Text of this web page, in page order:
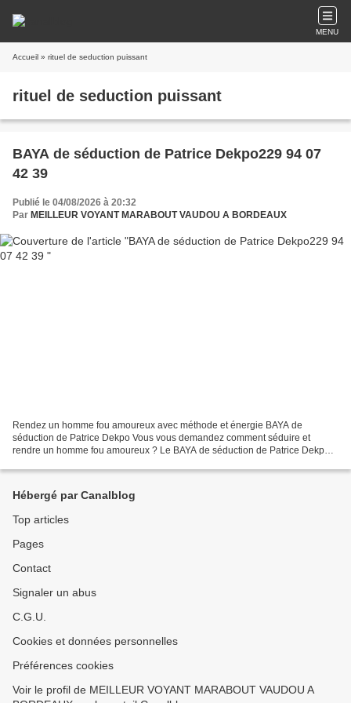
MENU
Accueil » rituel de seduction puissant
rituel de seduction puissant
BAYA de séduction de Patrice Dekpo229 94 07
42 39
Publié le 04/08/2026 à 20:32
Par MEILLEUR VOYANT MARABOUT VAUDOU A BORDEAUX
Rendez un homme fou amoureux avec méthode et énergie BAYA de
séduction de Patrice Dekpo Vous vous demandez comment séduire et
rendre un homme fou amoureux ? Le BAYA de séduction de Patrice Dekpo
Hébergé par Canalblog
Top articles
Pages
Contact
Signaler un abus
C.G.U.
Cookies et données personnelles
Préférences cookies
Voir le profil de MEILLEUR VOYANT MARABOUT VAUDOU A